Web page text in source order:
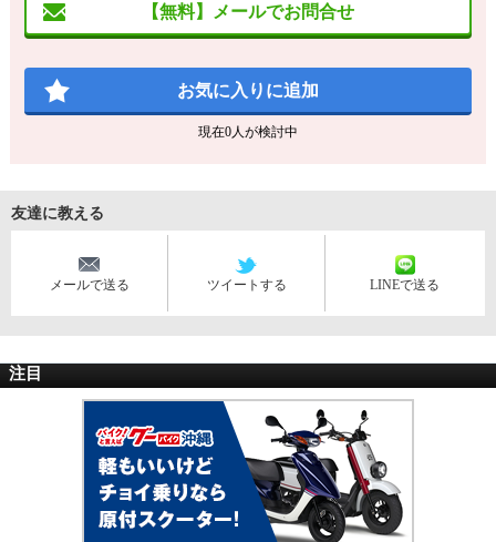
【無料】メールでお問合せ
お気に入りに追加
現在0人が検討中
友達に教える
メールで送る ツイートする LINEで送る
注目